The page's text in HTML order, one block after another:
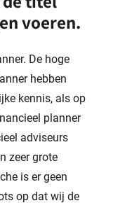
voeren.
De hoge
hebben
kennis, als op
planner
adviseurs
zeer grote
is er geen
op dat wij de